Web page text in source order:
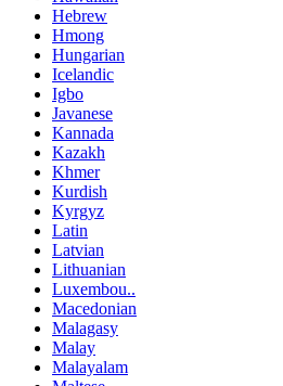
Hebrew
Hmong
Hungarian
Icelandic
Igbo
Javanese
Kannada
Kazakh
Khmer
Kurdish
Kyrgyz
Latin
Latvian
Lithuanian
Luxembou..
Macedonian
Malagasy
Malay
Malayalam